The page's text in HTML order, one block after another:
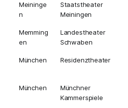
Meininge
n
Staatstheater
Meiningen
Memming
en
Landestheater
Schwaben
München Residenztheater
München
Münchner
Kammerspiele